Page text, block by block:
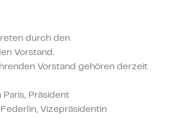
durch den
Vorstand.
Vorstand gehören derzeit
Paris, Präsident
Federlin, Vizepräsidentin